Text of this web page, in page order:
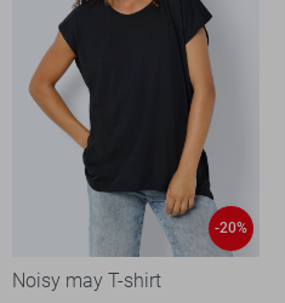
-20%
Noisy may T-shirt